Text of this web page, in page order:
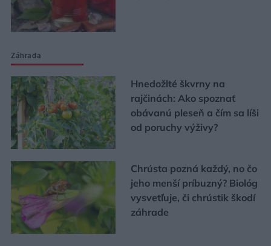
Záhrada
Hnedožlté škvrny na
rajčinách: Ako spoznať
obávanú pleseň a čím sa líši
od poruchy výživy?
Chrústa pozná každý, no čo
jeho menší príbuzný? Biológ
vysvetľuje, či chrústik škodí
záhrade